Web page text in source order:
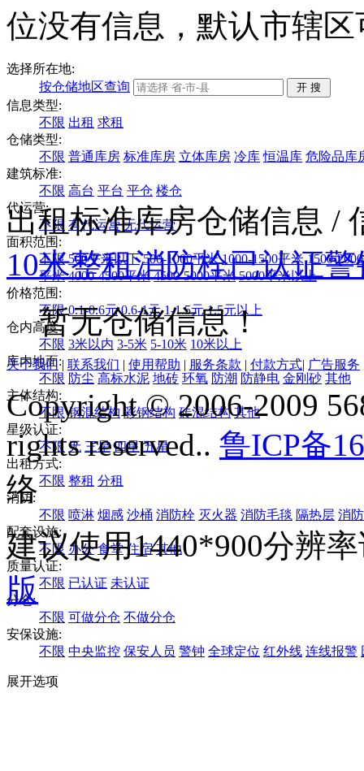
位没有信息，默认市辖
选择所在地:
按仓储地区查询
信息类型:
不限 出租 求租
仓储类型:
不限 普通库房 标准库房 立体库房 冷库 恒温库 危险品库
建筑标准:
不限 高台 平台 平仓 楼仓
代运营:
不限 有代运营 无代运营
面积范围:
不限 500平米以下 500-1000平米 1000-1500平米 1500-
平米 4000-4500平米 4500-5000平米 5000平米以上
价格范围:
不限 0.1-0.6元 0.6-1元 1-1.5元 1.5元以上
仓内高度:
不限 3米以内 3-5米 5-10米 10米以上
库内地面:
不限 防尘 高标水泥 地砖 环氧 防潮 防静电 金刚砂 其他
主体结构:
不限 钢混结构 彩钢结构 砖混结构 其他
星级认证:
不限 无 三星 四星 五星
出租方式:
不限 整租 分租
消防:
不限 喷淋 烟感 沙桶 消防栓 灭火器 消防毛毯 隔热层 消
配套设施:
不限 办公 食堂 住宿 其他
质量认证:
不限 已认证 未认证
分仓:
不限 可做分仓 不做分仓
安保设施:
不限 中央监控 保安人员 警钟 全球定位 红外线 连线报警
展开选项
出租标准库房仓储信息 /
10米整租消防栓已认证警
暂无仓储信息！
关于我们| 联系我们 | 使用帮助 | 服务条款 | 付款方式| 广告服务
Copyright © 2006-2009
rights reserved.. 鲁ICP备
络
建议使用1440*900分辨
版